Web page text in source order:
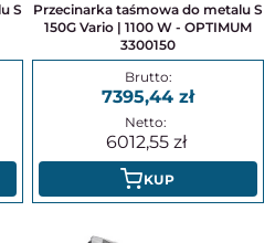
Przecinarka taśmowa do metalu S
150G Vario | 1100 W - OPTIMUM
3300150
7395,44
6012,55
KUP